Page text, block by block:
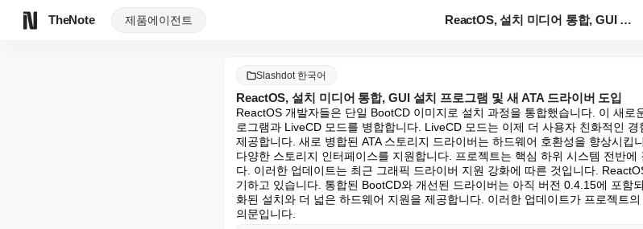
TheNote 제품에이전트 ReactOS, 설치 미디어 통합, GUI 설치 프로그...
Slashdot 한국어
ReactOS, 설치 미디어 통합, GUI 설치 프로그램 및 새 ATA 드라이버 도입
ReactOS 개발자들은 단일 BootCD 이미지로 설치 과정을 통합했습니다. 이 새로
로그램과 LiveCD 모드를 병합합니다. LiveCD 모드는 이제 더 사용자 친화적인
제공합니다. 새로 병합된 ATA 스토리지 드라이버는 하드웨어 호환성을 향상시킵
다양한 스토리지 인터페이스를 지원합니다. 프로젝트는 핵심 하위 시스템 전반
다. 이러한 업데이트는 최근 그래픽 드라이버 지원 강화에 따른 것입니다.
기하고 있습니다. 통합된 BootCD와 개선된 드라이버는 아직 버전 0.4.15에 포함
화된 설치와 더 넓은 하드웨어 지원을 제공합니다. 이러한 업데이트가 프로젝트
의문입니다.